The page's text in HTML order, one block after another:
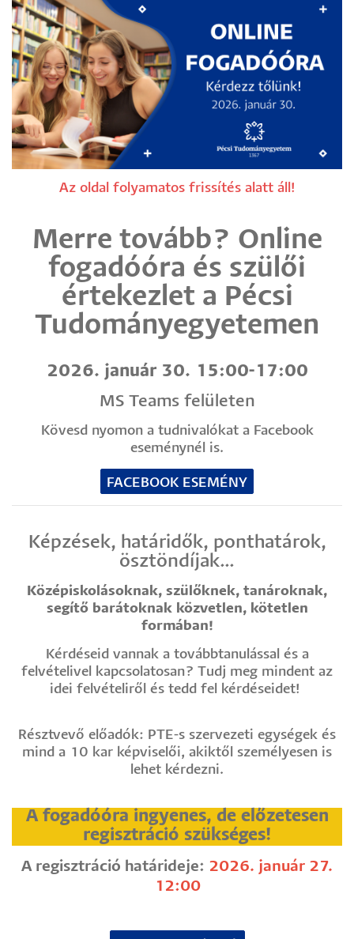
Az oldal folyamatos frissítés alatt áll!
Merre tovább? Online
fogadóóra és szülői
értekezlet a Pécsi
Tudományegyetemen
2026. január 30. 15:00-17:00
MS Teams felületen
Kövesd nyomon a tudnivalókat a Facebook
eseménynél is.
FACEBOOK ESEMÉNY
Képzések, határidők, ponthatárok,
ösztöndíjak…
Középiskolásoknak, szülőknek, tanároknak,
segítő barátoknak közvetlen, kötetlen
formában!
Kérdéseid vannak a továbbtanulással és a
felvételivel kapcsolatosan? Tudj meg mindent az
idei felvételiről és tedd fel kérdéseidet!
Résztvevő előadók: PTE-s szervezeti egységek és
mind a 10 kar képviselői, akiktől személyesen is
lehet kérdezni.
A fogadóóra ingyenes, de előzetesen
regisztráció szükséges!
A regisztráció határideje: 2026. január 27.
12:00